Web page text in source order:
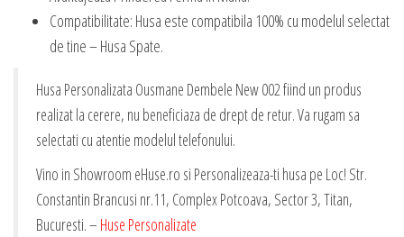
Compatibilitate: Husa este compatibila 100% cu modelul selectat
de tine – Husa Spate.
Husa Personalizata Ousmane Dembele New 002 fiind un produs
realizat la cerere, nu beneficiaza de drept de retur. Va rugam sa
selectati cu atentie modelul telefonului.
Vino in Showroom eHuse.ro si Personalizeaza-ti husa pe Loc! Str.
Constantin Brancusi nr.11, Complex Potcoava, Sector 3, Titan,
Bucuresti. – Huse Personalizate